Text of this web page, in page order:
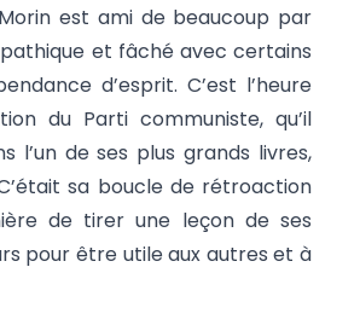
est ami de beaucoup par
et fâché avec certains
d’esprit. C’est l’heure
du Parti communiste, qu’il
l’un de ses plus grands livres,
sa boucle de rétroaction
de tirer une leçon de ses
pour être utile aux autres et à